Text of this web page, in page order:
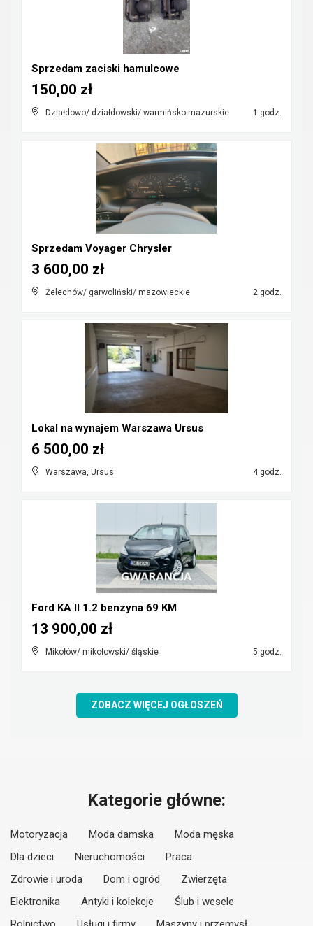
Sprzedam zaciski hamulcowe
Działdowo/ działdowski/ warmińsko-mazurskie 1 godz.
150,00 zł
Sprzedam Voyager Chrysler
Żelechów/ garwoliński/ mazowieckie 2 godz.
3 600,00 zł
Lokal na wynajem Warszawa Ursus
Warszawa, Ursus 4 godz.
6 500,00 zł
Ford KA II 1.2 benzyna 69 KM
Mikołów/ mikołowski/ śląskie 5 godz.
13 900,00 zł
ZOBACZ WIĘCEJ OGŁOSZEŃ
Kategorie główne:
Motoryzacja Moda damska
Moda męska
Dla dzieci
Nieruchomości
Praca
Zdrowie i uroda
Dom i ogród
Zwierzęta
Elektronika
Antyki i kolekcje
Ślub i wesele